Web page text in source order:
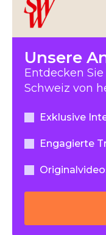
Unsere
Entdecken
Schweiz von
Exklusive
Engagierte